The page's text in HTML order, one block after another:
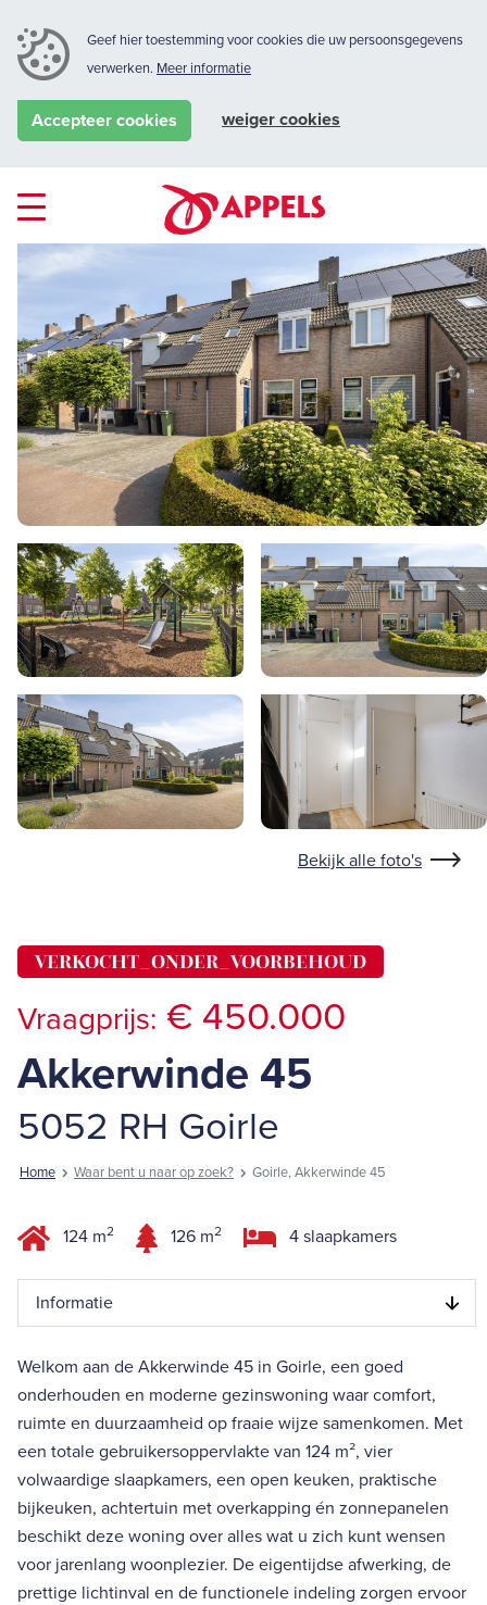
Geef hier toestemming voor cookies die uw persoonsgegevens
verwerken. Meer informatie
Accepteer cookies weiger cookies
Bekijk alle foto's
VERKOCHT_ONDER_VOORBEHOUD
Vraagprijs: € 450.000
Akkerwinde 45
5052 RH Goirle
Home Waar bent u naar op zoek? Goirle, Akkerwinde 45
124 m2 126 m2 4 slaapkamers
Informatie
Welkom aan de Akkerwinde 45 in Goirle, een goed
onderhouden en moderne gezinswoning waar comfort,
ruimte en duurzaamheid op fraaie wijze samenkomen. Met
een totale gebruikersoppervlakte van 124 m², vier
volwaardige slaapkamers, een open keuken, praktische
bijkeuken, achtertuin met overkapping én zonnepanelen
beschikt deze woning over alles wat u zich kunt wensen
voor jarenlang woonplezier. De eigentijdse afwerking, de
prettige lichtinval en de functionele indeling zorgen ervoor